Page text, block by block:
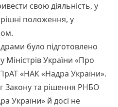
свою діяльність, у
положення, у
було підготовлено
Міністрів України «Про
«НАК «Надра України».
Закону та рішення РНБО
України» й досі не